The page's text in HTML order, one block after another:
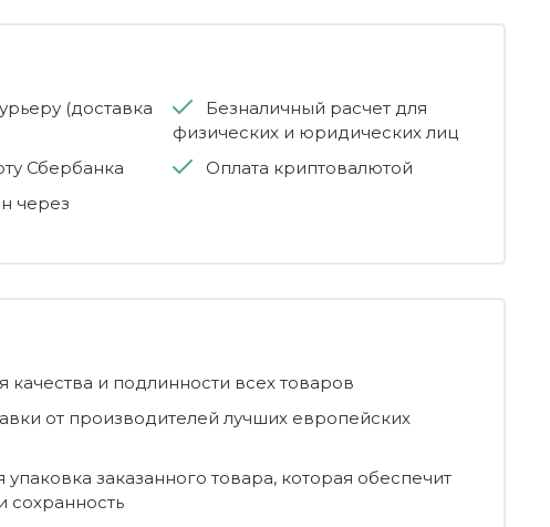
(доставка
Сбербанка
через
Безналичный расчет для
физических и юридических лиц
Оплата криптовалютой
качества и подлинности всех товаров
от производителей лучших европейских
упаковка заказанного товара, которая обеспечит
сохранность